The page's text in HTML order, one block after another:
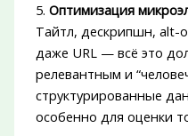
5. Оптимизация
Тайтл, дескрипшн, alt-
даже URL — всё это
релевантным и
структурированные
особенно для оценки